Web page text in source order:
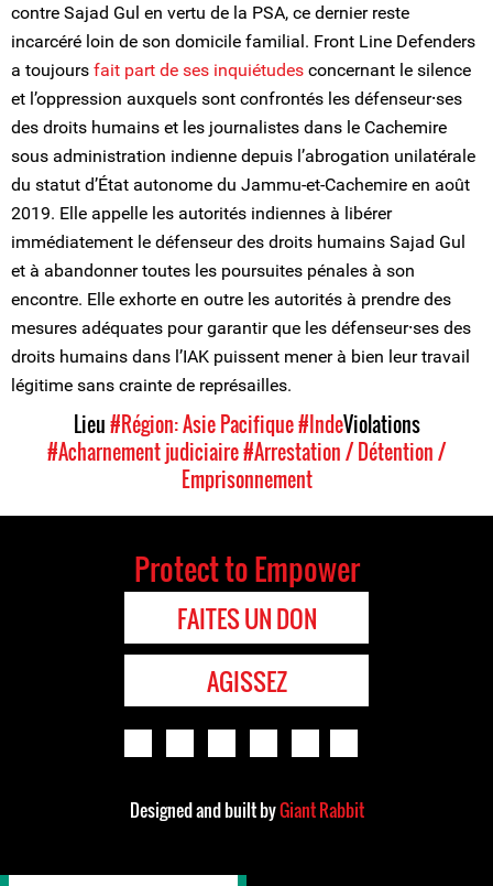
contre Sajad Gul en vertu de la PSA, ce dernier reste
incarcéré loin de son domicile familial. Front Line Defenders
a toujours fait part de ses inquiétudes concernant le silence
et l’oppression auxquels sont confrontés les défenseur⸱ses
des droits humains et les journalistes dans le Cachemire
sous administration indienne depuis l’abrogation unilatérale
du statut d’État autonome du Jammu-et-Cachemire en août
2019. Elle appelle les autorités indiennes à libérer
immédiatement le défenseur des droits humains Sajad Gul
et à abandonner toutes les poursuites pénales à son
encontre. Elle exhorte en outre les autorités à prendre des
mesures adéquates pour garantir que les défenseur⸱ses des
droits humains dans l’IAK puissent mener à bien leur travail
légitime sans crainte de représailles.
Lieu#Région: Asie Pacifique#IndeViolations
#Acharnement judiciaire#Arrestation / Détention /
Emprisonnement
Protect to Empower
FAITES UN DON
AGISSEZ
Designed and built byGiant Rabbit